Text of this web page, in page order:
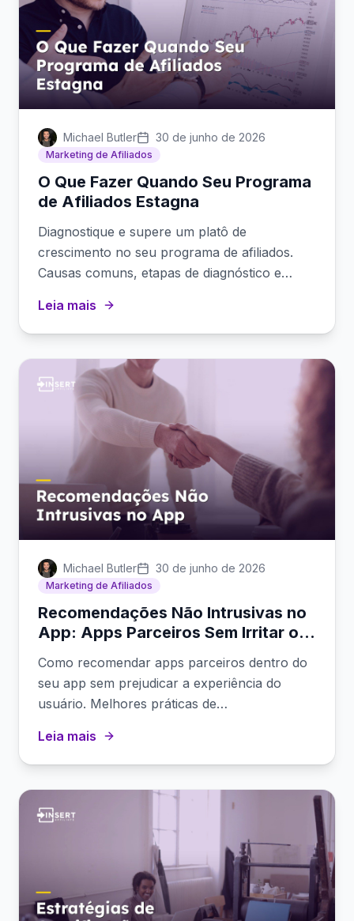
Michael Butler 30 de junho de 2026
Marketing de Afiliados
O Que Fazer Quando Seu Programa
de Afiliados Estagna
Diagnostique e supere um platô de
crescimento no seu programa de afiliados.
Causas comuns, etapas de diagnóstico e
Leia mais
Michael Butler 30 de junho de 2026
Marketing de Afiliados
Recomendações Não Intrusivas no
App: Apps Parceiros Sem Irritar os
Como recomendar apps parceiros dentro do
seu app sem prejudicar a experiência do
usuário. Melhores práticas de
Leia mais